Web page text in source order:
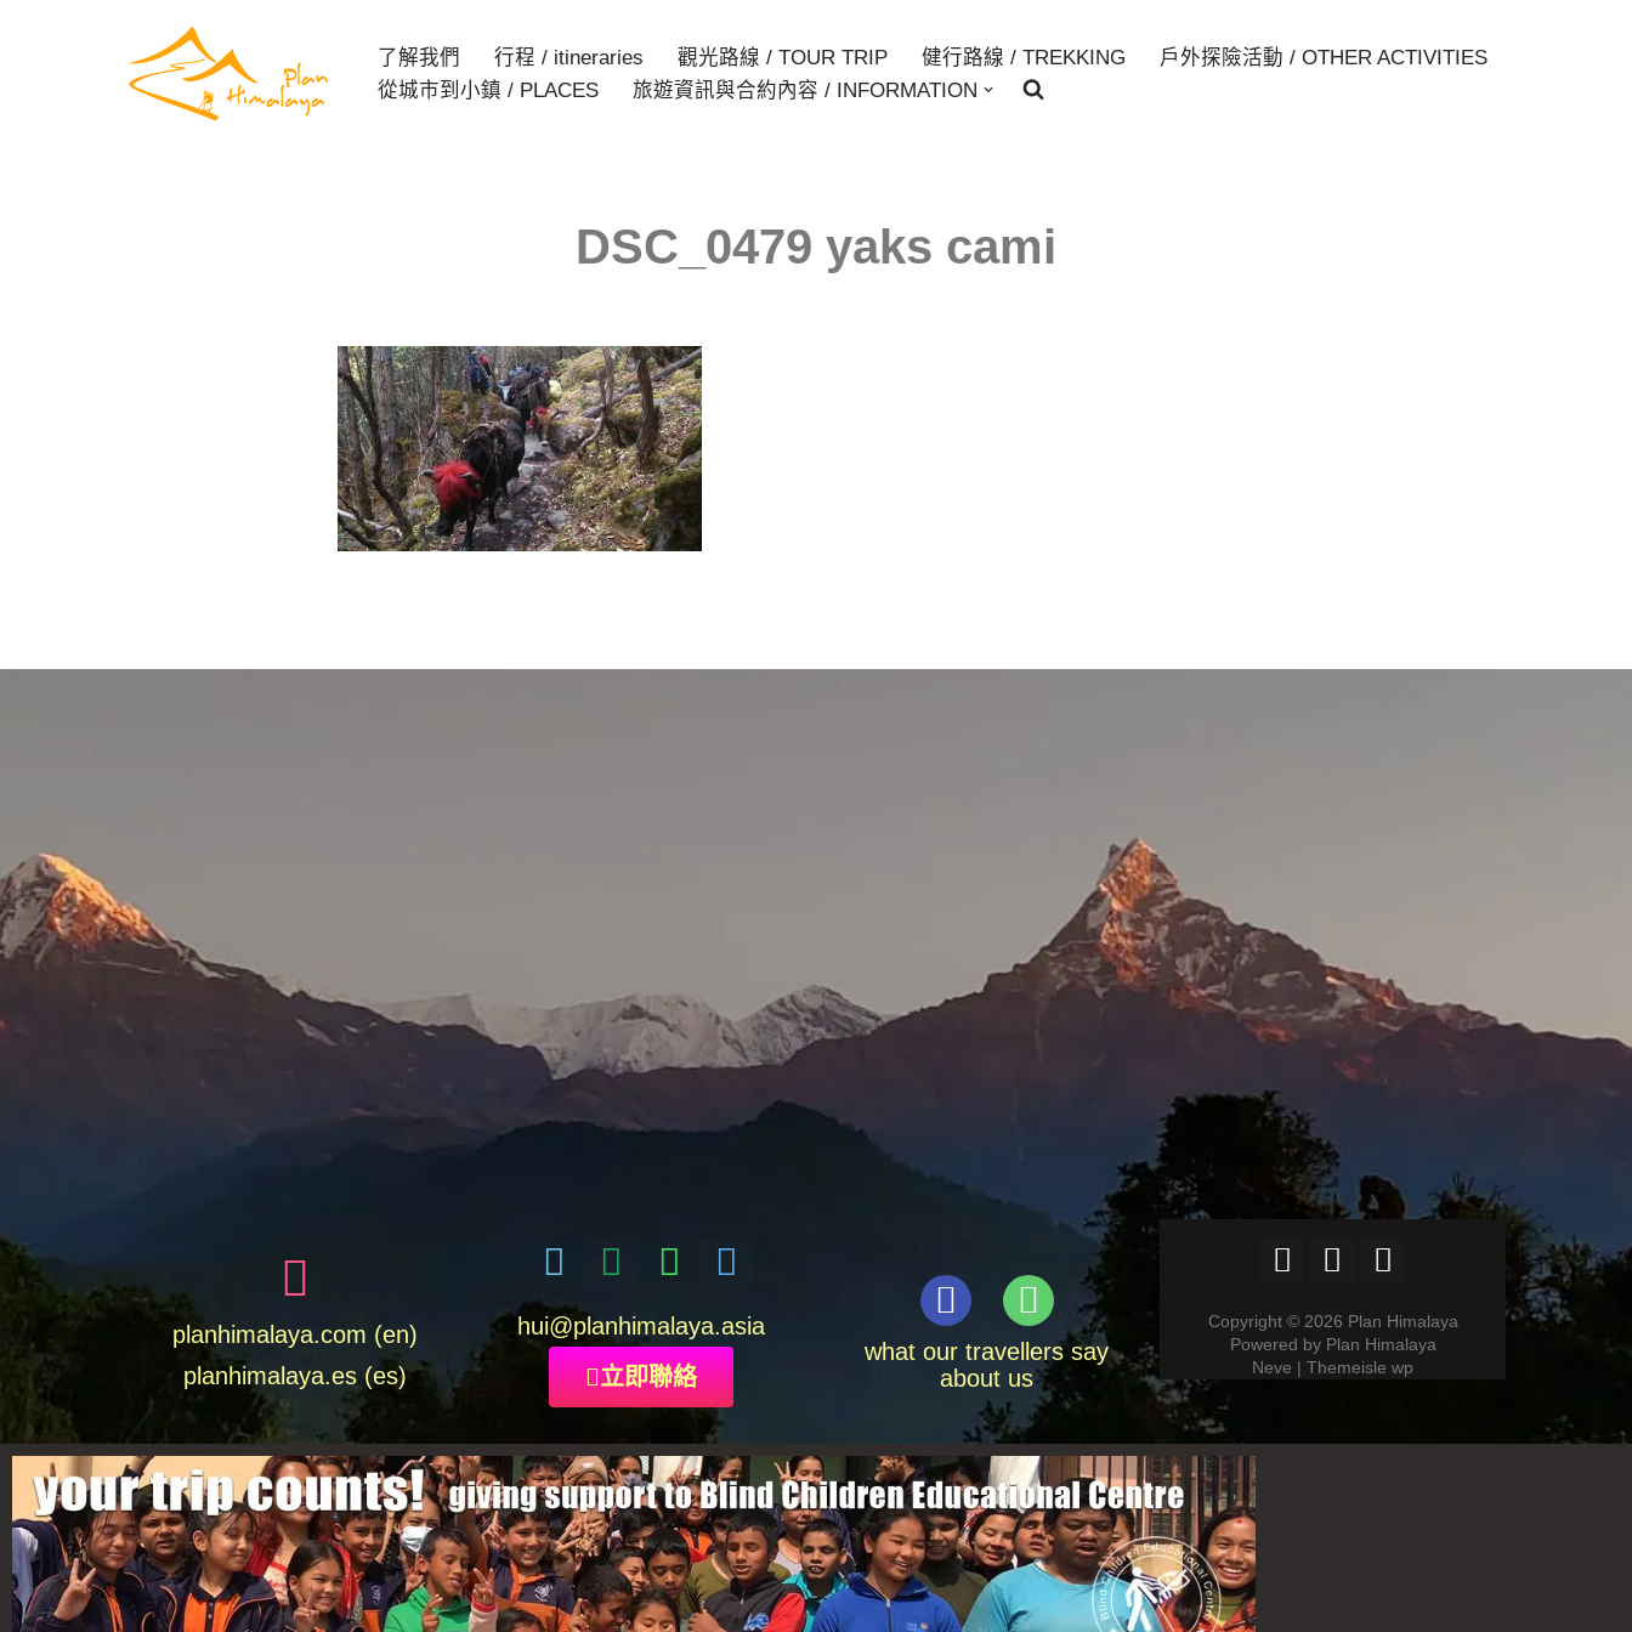
了解我們 行程 / itineraries 觀光路線 / TOUR TRIP 健行路線 / TREKKING
戶外探險活動 / OTHER ACTIVITIES
從城市到小鎮 / PLACES
旅遊資訊與合約內容 / INFORMATION
DSC_0479 yaks cami
planhimalaya.com (en)
planhimalaya.es(es)
hui@planhimalaya.asia
立即聯絡
what our travellers say
about us
Copyright © 2026 Plan Himalaya
Powered by Plan Himalaya
Neve | Themeisle wp